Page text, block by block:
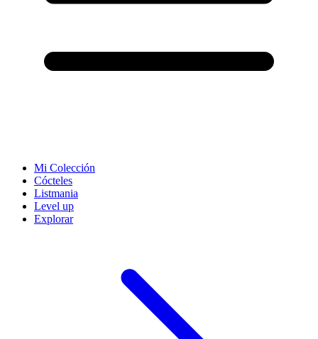
Mi Colección
Cócteles
Listmania
Level up
Explorar